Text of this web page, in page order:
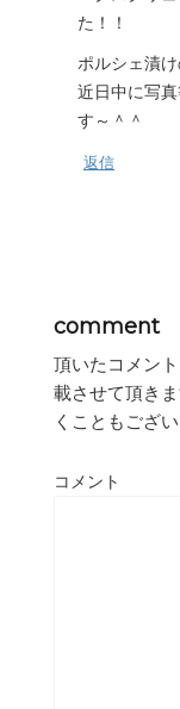
た！！
ポルシェ漬
近日中に写
す～＾＾
返信
comment
頂いたコメン
載させて頂き
くこともござ
コメント